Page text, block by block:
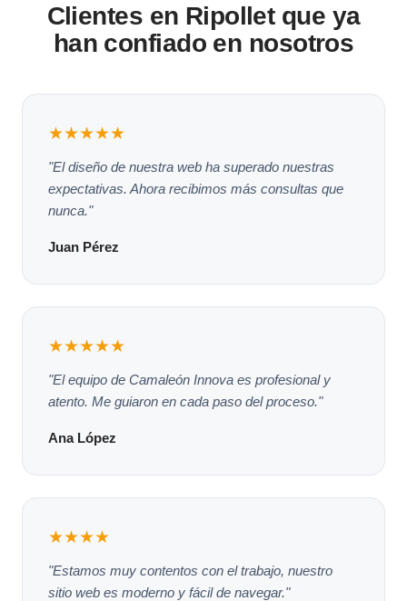
Clientes en Ripollet que ya
han confiado en nosotros
★★★★★
"El diseño de nuestra web ha superado nuestras
expectativas. Ahora recibimos más consultas que
nunca."
Juan Pérez
★★★★★
"El equipo de Camaleón Innova es profesional y
atento. Me guiaron en cada paso del proceso."
Ana López
★★★★
"Estamos muy contentos con el trabajo, nuestro
sitio web es moderno y fácil de navegar."